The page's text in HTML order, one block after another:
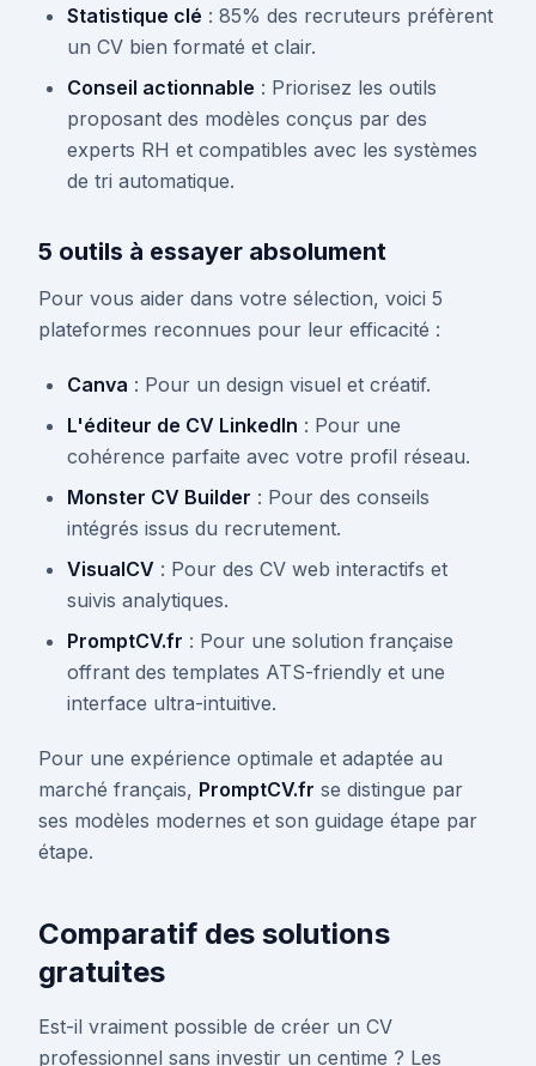
Statistique clé : 85% des recruteurs préfèrent
un CV bien formaté et clair.
Conseil actionnable : Priorisez les outils
proposant des modèles conçus par des
experts RH et compatibles avec les systèmes
de tri automatique.
5 outils à essayer absolument
Pour vous aider dans votre sélection, voici 5
plateformes reconnues pour leur efficacité :
Canva : Pour un design visuel et créatif.
L'éditeur de CV LinkedIn : Pour une
cohérence parfaite avec votre profil réseau.
Monster CV Builder : Pour des conseils
intégrés issus du recrutement.
VisualCV : Pour des CV web interactifs et
suivis analytiques.
PromptCV.fr : Pour une solution française
offrant des templates ATS-friendly et une
interface ultra-intuitive.
Pour une expérience optimale et adaptée au
marché français, PromptCV.fr se distingue par
ses modèles modernes et son guidage étape par
étape.
Comparatif des solutions
gratuites
Est-il vraiment possible de créer un CV
professionnel sans investir un centime ? Les